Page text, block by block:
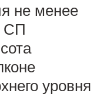
не менее
СП
уровня